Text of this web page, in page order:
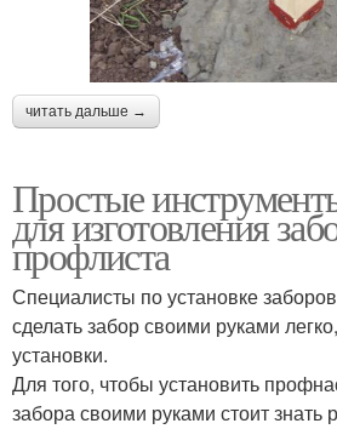
читать дальше →
Простые
для изготовления
профлиста
Специалисты по установке
сделать забор своими руками
установки.
Для того, чтобы установить
забора своими руками стоит знать